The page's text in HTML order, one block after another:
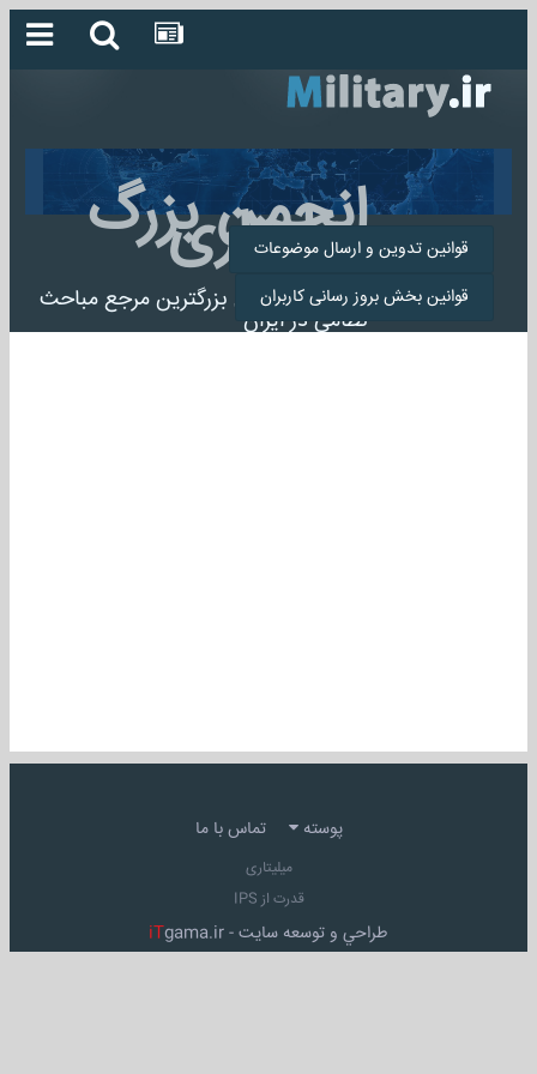
انجمن بزرگ
میلیتاری
انجمن میلیتاری بزرگترین مرجع مباحث
نظامی در ایران
قوانین تدوین و ارسال موضوعات
قوانین بخش بروز رسانی کاربران
پوسته تماس با ما
میلیتاری
قدرت از IPS
طراحي و توسعه سايت - iTgama.ir